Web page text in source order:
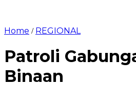
Home / REGIONAL
Patroli
Binaan